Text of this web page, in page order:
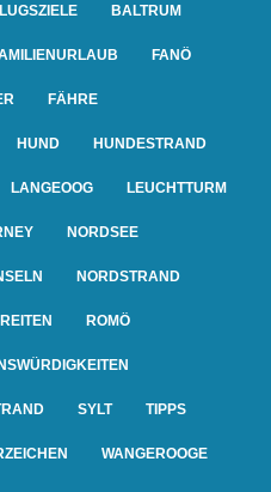
BALTRUM
FANÖ
FÄHRE
HUND HUNDESTRAND
LANGEOOG LEUCHTTURM
NORDSEE
NORDSTRAND
REITEN ROMÖ
SYLT TIPPS
WANGEROOGE